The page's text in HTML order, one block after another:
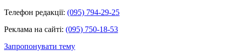
Телефон редакції: (095) 794-29-25
Реклама на сайті: (095) 750-18-53
Запропонувати тему